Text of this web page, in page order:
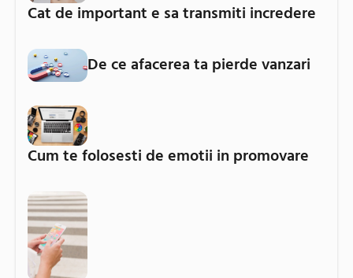
Cat de important e sa transmiti incredere
De ce afacerea ta pierde vanzari
Cum te folosesti de emotii in promovare